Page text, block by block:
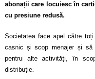
abonații care locuiesc în
cu presiune redusă.
Societatea face apel către
casnic și scop menajer și să
pentru alte activități, în
distribuție.